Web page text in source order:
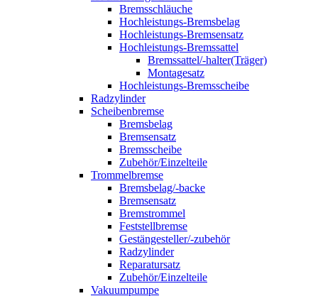
Bremsschläuche
Hochleistungs-Bremsbelag
Hochleistungs-Bremsensatz
Hochleistungs-Bremssattel
Bremssattel/-halter(Träger)
Montagesatz
Hochleistungs-Bremsscheibe
Radzylinder
Scheibenbremse
Bremsbelag
Bremsensatz
Bremsscheibe
Zubehör/Einzelteile
Trommelbremse
Bremsbelag/-backe
Bremsensatz
Bremstrommel
Feststellbremse
Gestängesteller/-zubehör
Radzylinder
Reparatursatz
Zubehör/Einzelteile
Vakuumpumpe